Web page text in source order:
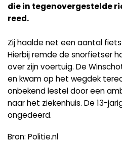
die in tegenovergestelde
reed.
Zij haalde net een aantal
Hierbij remde de snorfietser
over zijn voertuig. De
en kwam op het wegdek
onbekend lestel door een
naar het ziekenhuis. De 13-
ongedeerd.
Bron: Politie.nl